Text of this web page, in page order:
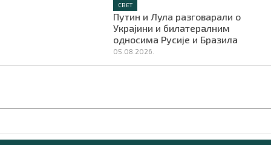
СВЕТ
Путин и Лула разговарали о
Украјини и билатералним
односима Русије и Бразила
05.08.2026.